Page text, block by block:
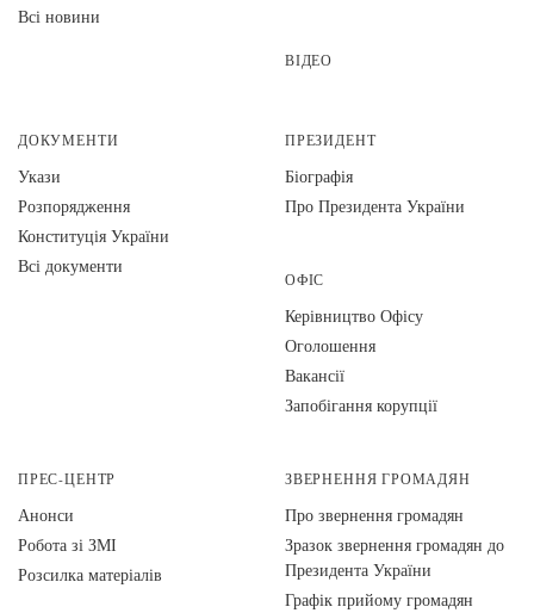
Всі новини
ВІДЕО
ДОКУМЕНТИ
Укази
Розпорядження
Конституція України
Всі документи
ПРЕЗИДЕНТ
Біографія
Про Президента України
ОФІС
Керівництво Офісу
Оголошення
Вакансії
Запобігання корупції
ПРЕС-ЦЕНТР
Анонси
Робота зі ЗМІ
Розсилка матеріалів
ЗВЕРНЕННЯ ГРОМАДЯН
Про звернення громадян
Зразок звернення громадян до
Президента України
Графік прийому громадян